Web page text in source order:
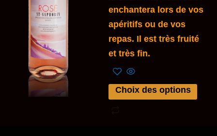
enchantera lors de vos
apéritifs ou de vos
repas. Il est très fruité
et très fin.
Choix des options
peuvent
être
choisies
sur
la
page